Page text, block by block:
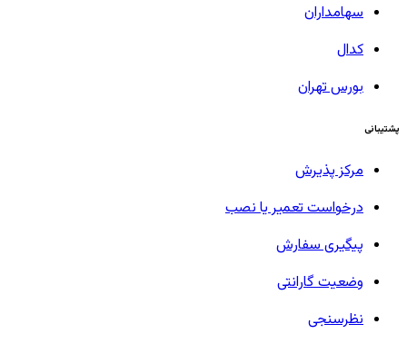
سهامداران
کدال
بورس تهران
پشتیبانی
مرکز پذیرش
درخواست تعمیر یا نصب
پیگیری سفارش
وضعیت گارانتی
نظرسنجی